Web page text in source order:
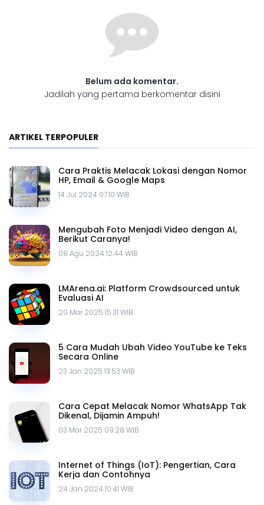
Belum ada komentar.
Jadilah yang pertama berkomentar disini
ARTIKEL TERPOPULER
Cara Praktis Melacak Lokasi dengan Nomor
HP, Email & Google Maps
14 Jul 2024 07.10 WIB
Mengubah Foto Menjadi Video dengan AI,
Berikut Caranya!
08 Agu 2024 12.44 WIB
LMArena.ai: Platform Crowdsourced untuk
Evaluasi AI
20 Mar 2025 15.31 WIB
5 Cara Mudah Ubah Video YouTube ke Teks
Secara Online
23 Jan 2025 13.53 WIB
Cara Cepat Melacak Nomor WhatsApp Tak
Dikenal, Dijamin Ampuh!
03 Mar 2025 09.28 WIB
Internet of Things (IoT): Pengertian, Cara
Kerja dan Contohnya
24 Jan 2024 10.41 WIB